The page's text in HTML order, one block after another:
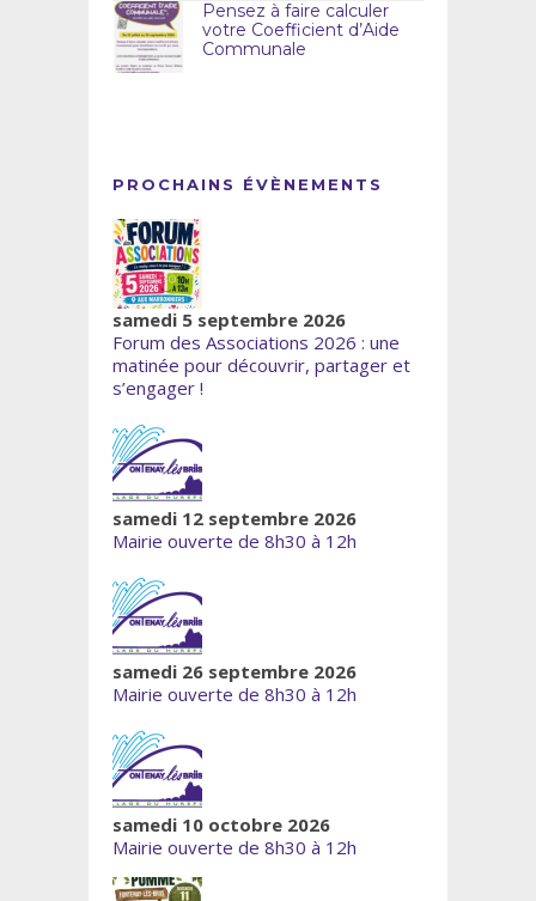
Pensez à faire calculer
votre Coefficient d’Aide
Communale
PROCHAINS ÉVÈNEMENTS
samedi 5 septembre 2026
Forum des Associations 2026 : une
matinée pour découvrir, partager et
s’engager !
samedi 12 septembre 2026
Mairie ouverte de 8h30 à 12h
samedi 26 septembre 2026
Mairie ouverte de 8h30 à 12h
samedi 10 octobre 2026
Mairie ouverte de 8h30 à 12h